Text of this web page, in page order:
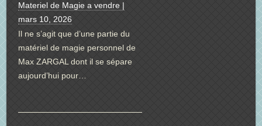
Materiel de Magie a vendre |
mars 10, 2026
Il ne s’agit que d’une partie du
matériel de magie personnel de
Max ZARGAL dont il se sépare
aujourd’hui pour…